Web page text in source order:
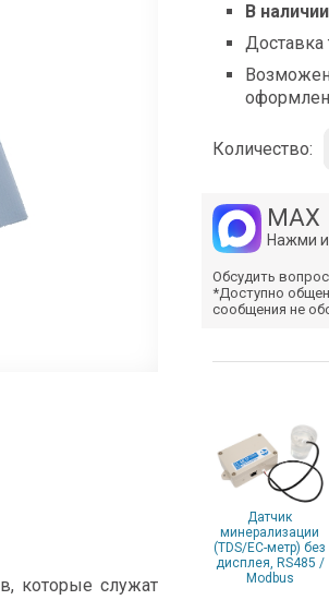
В
Доставка
Количество:
MAX
Нажми
Обсудить
*Доступно
сообщения не
Датчик
минерализации
(TDS/EC-метр) без
дисплея, RS485 /
Modbus
которые служат